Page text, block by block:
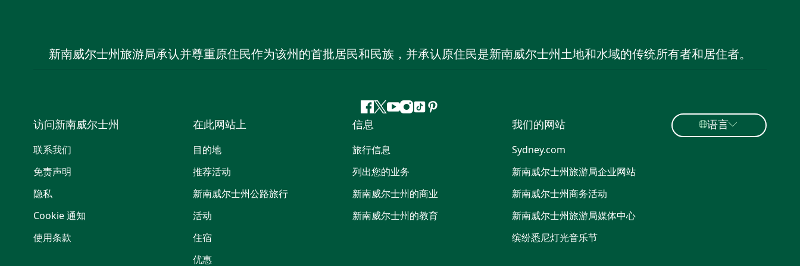
新南威尔士州旅游局承认并尊重原住民作为该州的首批居民和民族，并承认原住民是新南威尔士州土地和水域的传统所有者和居住者。
Facebook
叽
喳
喳
YouTube
Instagram
抖 Pinterest
访问新南威尔士州
联系我们
免责声明
隐私
Cookie 通知
使用条款
在此网站上
目的地
推荐活动
新南威尔士州公路旅行
活动
住宿
优惠
信息
旅行信息
列出您的业务
新南威尔士州的商业
新南威尔士州的教育
我们的网站
Sydney.com
新南威尔士州旅游局企业网站
新南威尔士州商务活动
新南威尔士州旅游局媒体中心
缤纷悉尼灯光音乐节
语言